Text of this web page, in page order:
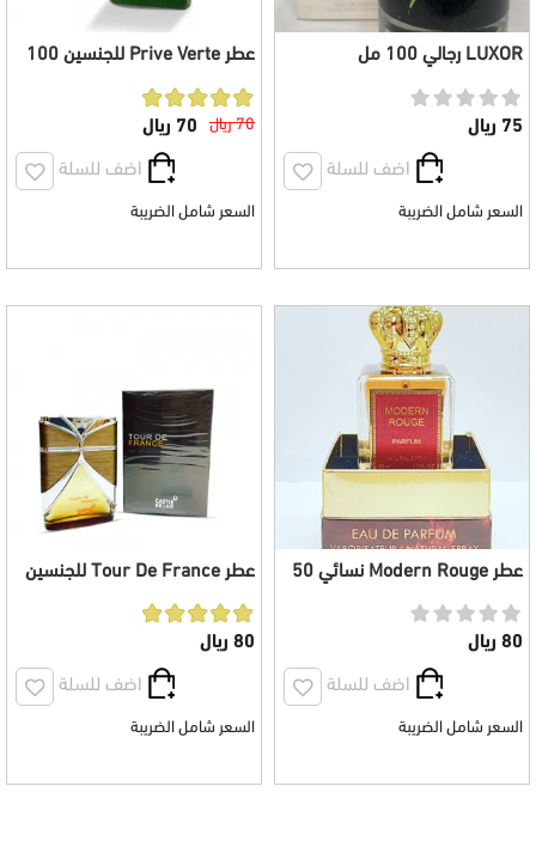
LUXOR رجالي 100 مل
75 ريال
اضف للسلة
السعر شامل الضريبة
عطر Prive Verte للجنسين 100
70 ريال
70 ريال
اضف للسلة
السعر شامل الضريبة
عطر Modern Rouge نسائي 50
80 ريال
اضف للسلة
السعر شامل الضريبة
عطر Tour De France للجنسين
80 ريال
اضف للسلة
السعر شامل الضريبة